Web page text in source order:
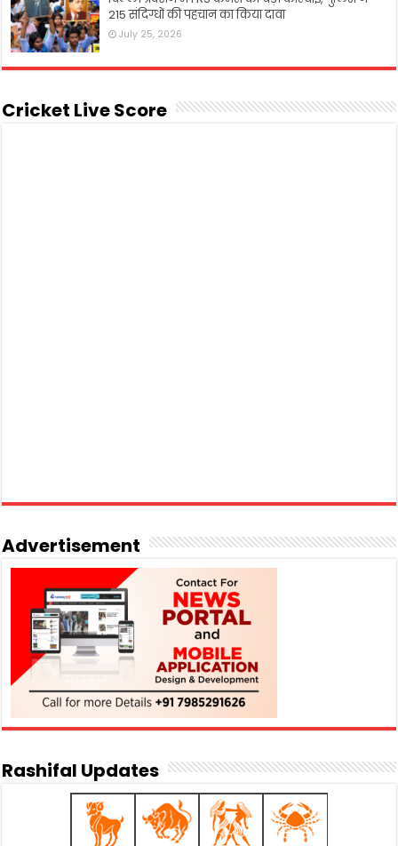
215 संदिग्धों की पहचान का किया दावा
July 25, 2026
Cricket Live Score
Advertisement
Rashifal Updates